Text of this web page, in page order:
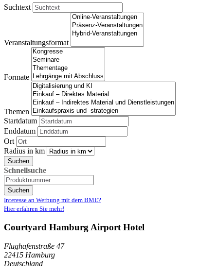
Suchtext
Veranstaltungsformat
Formate
Themen
Startdatum
Enddatum
Ort
Radius in km
Suchen
Schnellsuche
Suchen
Interesse an Werbung mit dem BME?
Hier erfahren Sie mehr!
Courtyard Hamburg Airport Hotel
Flughafenstraße 47
22415 Hamburg
Deutschland